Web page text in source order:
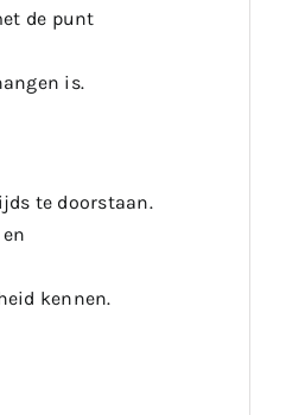
de punt
is.
te doorstaan.
kennen.